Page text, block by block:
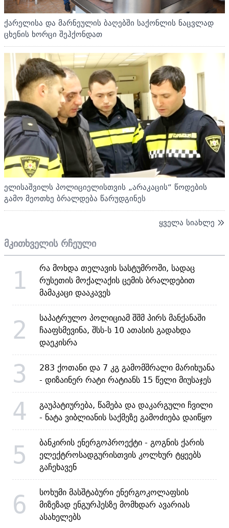
ქარელისა და მარნეულის ბაღებში საქონლის ნაცვლად
ცხენის ხორცი შეჰქონდათ
ელისაშვილს პოლიციელისთვის „არაკაცის“ წოდების
გამო მეოთხე ბრალდება წარუდგინეს
ყველა სიახლე
მკითხველის რჩეული
1
რა მოხდა თელავის სასტუმროში, სადაც
რუსეთის მოქალაქის ცემის ბრალდებით
მამაკაცი დააკავეს
2
საპატრულო პოლიციამ შშმ პირს მანქანაში
ჩააფსმევინა, შსს-ს 10 ათასის გადახდა
დაეკისრა
3
283 ქოთანი და 7 კგ გამომშრალი მარიხუანა
- დიზაინერ რატი რატიანს 15 წელი მიუსაჯეს
4
გაუპატიურება, წამება და დაკარგული ჩვილი
- ნატა ვიბლიანის საქმეზე გამოძიება დაიწყო
5
ბანკირის ენერგოპროექტი - გოგნის ქარის
ელექტროსადგურისთვის კოლხურ ტყეებს
გაჩეხავენ
6
სოხუმი მასშტაბური ენერგოკოლაფსის
მიზეზად ენგურჰესზე მომხდარ ავარიას
ასახელებს